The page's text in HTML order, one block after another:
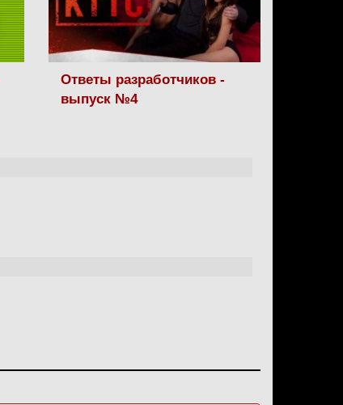
Ответы разработчиков -
выпуск №4